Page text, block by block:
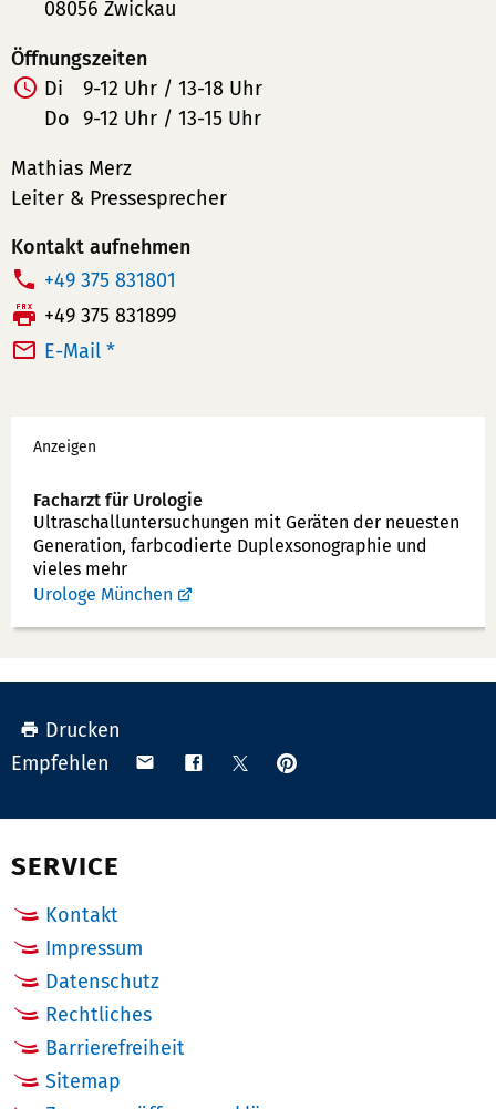
08056 Zwickau
Öffnungszeiten
Di
9-12 Uhr / 13-18 Uhr
Do 9-12 Uhr / 13-15 Uhr
Mathias Merz
Leiter & Pressesprecher
Kontakt aufnehmen
T
e
l
n
u
m
m
e
r:
+49 375 831801
F
a
+49 375 831899
E-Mail *
Werbung
Anzeigen
Facharzt für Urologie
Ultraschallunter­suchungen mit Geräten der neuesten
Generation, farbcodierte Duplex­sonographie und
vieles mehr
Urologe München
Drucken
Empfehlen
Teilen Teilen TeilenAnpinnen
SERVICE
Kontakt
Impressum
Datenschutz
Rechtliches
Barrierefreiheit
Sitemap